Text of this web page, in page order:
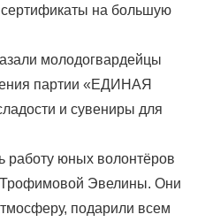
на большую
молодогвардейцы
партии «ЕДИНАЯ
и сувениры для
работу юных волонтёров
Эвелины. Они
подарили всем